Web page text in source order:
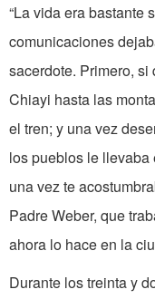
“La vida era bastante
comunicaciones
sacerdote. Primero,
Chiayi hasta las
el tren; y una vez
los pueblos le llevaba
una vez te
Padre Weber, que
ahora lo hace en la
Durante los treinta y